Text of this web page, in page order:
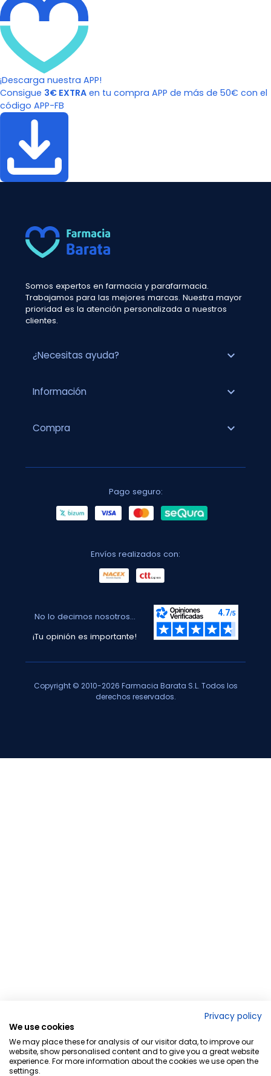
¡Descarga nuestra APP!
Consigue 3€ EXTRA en tu compra APP de más de 50€ con el
código APP-FB
Somos expertos en farmacia y parafarmacia.
Trabajamos para las mejores marcas. Nuestra mayor
prioridad es la atención personalizada a nuestros
clientes.
¿Necesitas ayuda? expand_more
Información expand_more
Compra expand_more
Pago seguro:
Envíos realizados con:
No lo decimos nosotros...
¡Tu opinión es importante!
Copyright © 2010-2026 Farmacia Barata S.L. Todos los
derechos reservados.
Privacy policy
We use cookies
We may place these for analysis of our visitor data, to improve our
website, show personalised content and to give you a great website
experience. For more information about the cookies we use open the
settings.